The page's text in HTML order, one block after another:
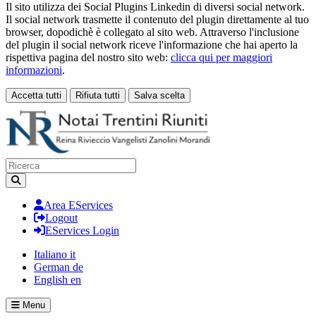
Il sito utilizza dei Social Plugins Linkedin di diversi social network.
Il social network trasmette il contenuto del plugin direttamente al tuo
browser, dopodichè è collegato al sito web. Attraverso l'inclusione
del plugin il social network riceve l'informazione che hai aperto la
rispettiva pagina del nostro sito web: clicca qui per maggiori
informazioni.
Accetta tutti Rifiuta tutti Salva scelta
Loading...
Area EServices
Logout
EServices Login
Italiano it
German de
English en
Menu